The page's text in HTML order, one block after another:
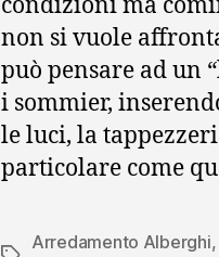
condizioni ma
non si vuole
può pensare ad un
i sommier,
le luci, la
particolare come
Arredamento Alberghi,